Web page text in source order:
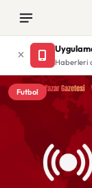
Haberleri
Futbol